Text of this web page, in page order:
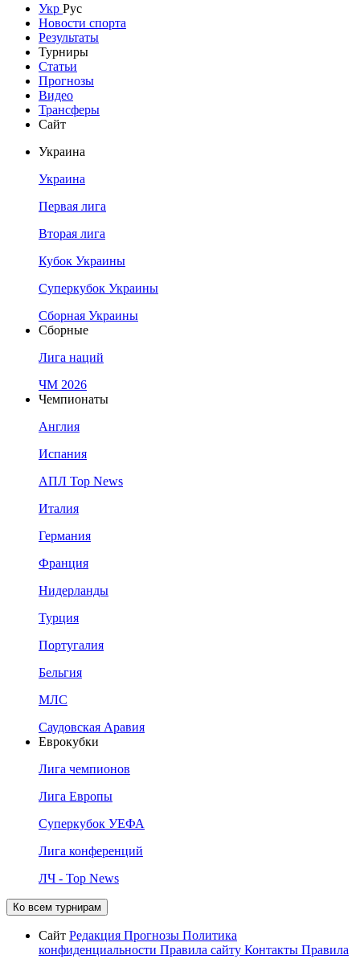
Укр Рус
Новости спорта
Результаты
Турниры
Статьи
Прогнозы
Видео
Трансферы
Сайт
Украина
Украина
Первая лига
Вторая лига
Кубок Украины
Суперкубок Украины
Сборная Украины
Сборные
Лига наций
ЧМ 2026
Чемпионаты
Англия
Испания
АПЛ Top News
Италия
Германия
Франция
Нидерланды
Турция
Португалия
Бельгия
МЛС
Саудовская Аравия
Еврокубки
Лига чемпионов
Лига Европы
Суперкубок УЕФА
Лига конференций
ЛЧ - Top News
Ко всем турнирам
Сайт Редакция Прогнозы Политика
конфиденциальности Правила сайту Контакты Правила